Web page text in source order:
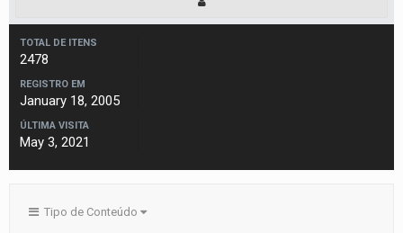
TOTAL DE ITENS
2478
REGISTRO EM
January 18, 2005
ÚLTIMA VISITA
May 3, 2021
Tipo de Conteúdo